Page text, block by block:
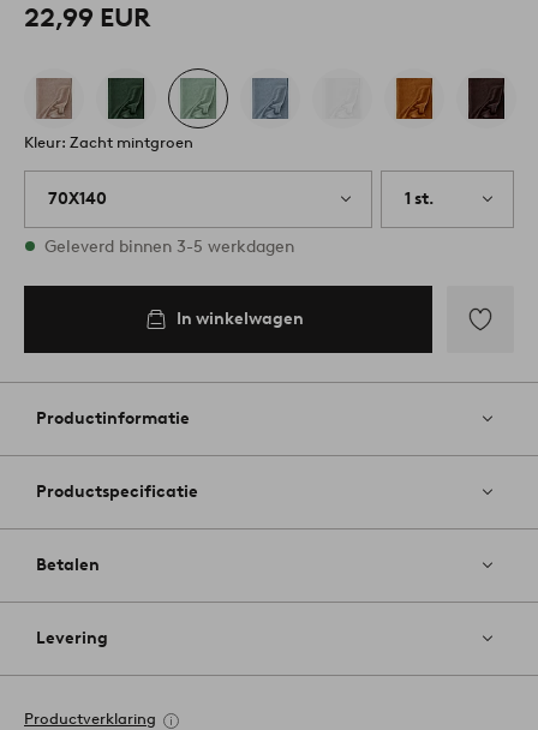
22,99 EUR
Kleur: Zacht mintgroen
70X140 1 st.
Op voorraad
Geleverd binnen 3-5 werkdagen
In winkelwagen
aan
Productinformatie
Productspecificatie
Betalen
Levering
Productverklaring